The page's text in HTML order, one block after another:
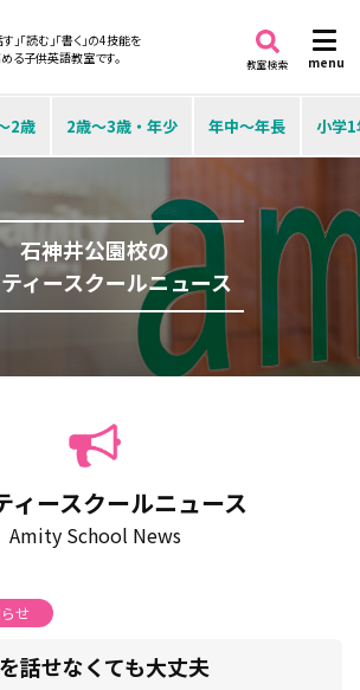
す」「読む」「書く」の4技能を
る子供英語教室です。
menu
教室検索
2歳 2歳～3歳・年少 年中～年長 小学
石神井公園校の
ィースクールニュース
ィースクールニュース
Amity School News
せ
話せなくても大丈夫